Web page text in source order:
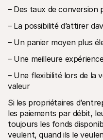
– Des taux de conversion
– La possibilité d’attirer
– Un panier moyen plus
– Une meilleure
– Une flexibilité lors de la
valeur
Si les propriétaires
les paiements par débit,
toujours les fonds
veulent, quand ils le